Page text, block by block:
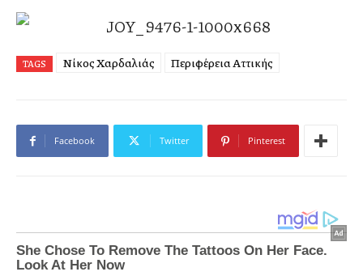
TAGS Νίκος Χαρδαλιάς Περιφέρεια Αττικής
Facebook Twitter Pinterest